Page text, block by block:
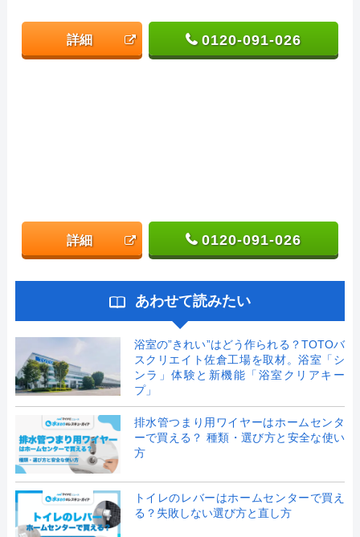
詳細 0120-091-026
詳細 0120-091-026
あわせて読みたい
浴室の”きれい”はどう作られる？TOTOバ
スクリエイト佐倉工場を取材。浴室「シ
ンラ」体験と新機能「浴室クリアキー
プ」
排水管つまり用ワイヤーはホームセンタ
ーで買える？ 種類・選び方と安全な使い
方
トイレのレバーはホームセンターで買え
る？失敗しない選び方と直し方